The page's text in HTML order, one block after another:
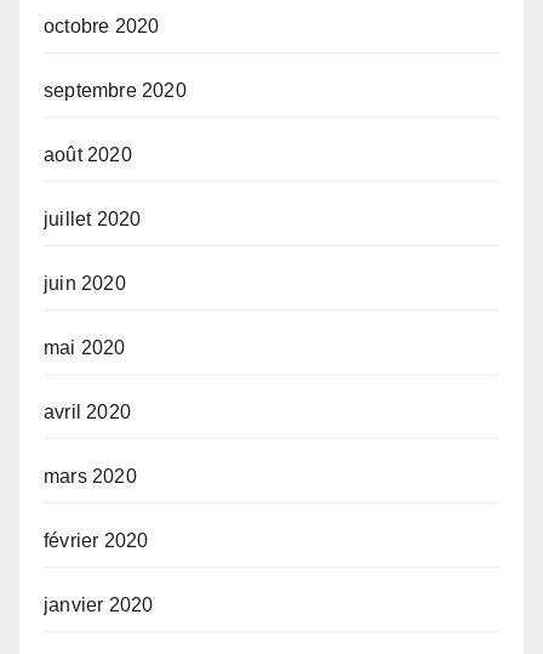
octobre 2020
septembre 2020
août 2020
juillet 2020
juin 2020
mai 2020
avril 2020
mars 2020
février 2020
janvier 2020